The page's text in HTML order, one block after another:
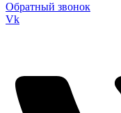
Обратный звонок
Vk